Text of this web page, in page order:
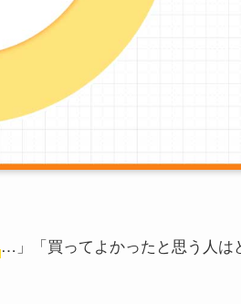
…」「買ってよかったと思う人は